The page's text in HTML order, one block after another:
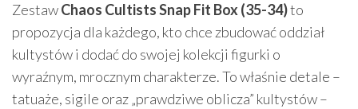
ZestawChaos Cultists Snap Fit Box (35-34)to
propozycja dla każdego, kto chce zbudować oddział
kultystów i dodać do swojej kolekcji figurki o
wyraźnym, mrocznym charakterze. To właśnie detale –
tatuaże, sigile oraz „prawdziwe oblicza” kultystów –